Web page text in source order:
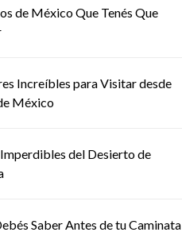
de México Que Tenés Que
Increíbles para Visitar desde
México
del Desierto de
Saber Antes de tu Caminata